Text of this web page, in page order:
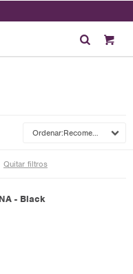
Recomendados
Quitar filtros
- Black